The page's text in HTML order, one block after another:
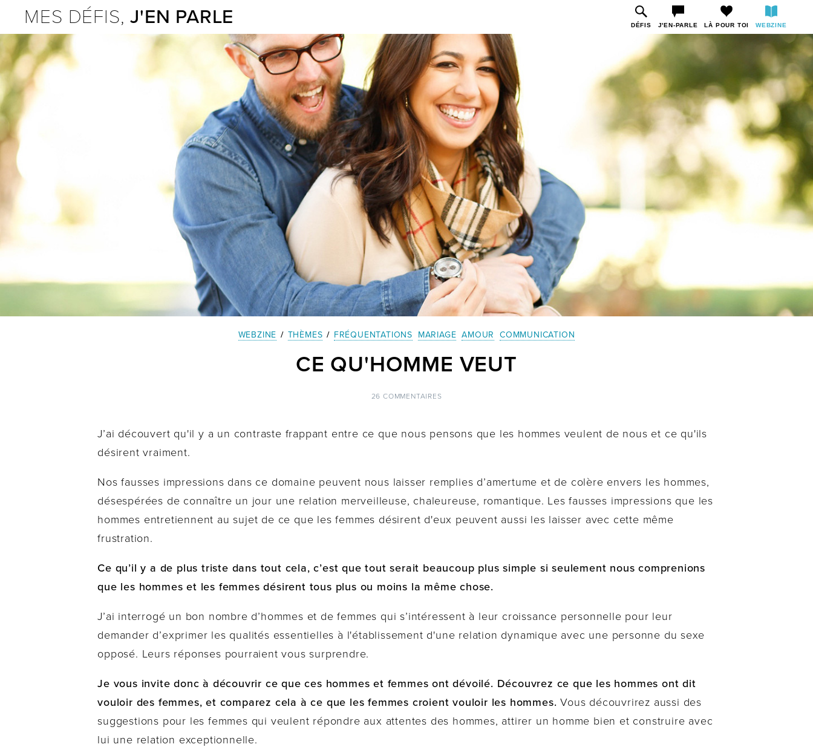
MES DÉFIS,J'EN PARLE DÉFIS J'EN-PARLE LÀ POUR TOI WEBZINE
WEBZINE / THÈMES / FRÉQUENTATIONS MARIAGE AMOUR COMMUNICATION
CE QU'HOMME VEUT
26 COMMENTAIRES
J’ai découvert qu'il y a un contraste frappant entre ce que nous pensons que les hommes veulent de nous et ce qu'ils
désirent vraiment.
Nos fausses impressions dans ce domaine peuvent nous laisser remplies d’amertume et de colère envers les hommes,
désespérées de connaître un jour une relation merveilleuse, chaleureuse, romantique. Les fausses impressions que les
hommes entretiennent au sujet de ce que les femmes désirent d'eux peuvent aussi les laisser avec cette même
frustration.
Ce qu’il y a de plus triste dans tout cela, c’est que tout serait beaucoup plus simple si seulement nous comprenions
que les hommes et les femmes désirent tous plus ou moins la même chose.
J’ai interrogé un bon nombre d’hommes et de femmes qui s’intéressent à leur croissance personnelle pour leur
demander d’exprimer les qualités essentielles à l'établissement d'une relation dynamique avec une personne du sexe
opposé. Leurs réponses pourraient vous surprendre.
Je vous invite donc à découvrir ce que ces hommes et femmes ont dévoilé. Découvrez ce que les hommes ont dit
vouloir des femmes, et comparez cela à ce que les femmes croient vouloir les hommes. Vous découvrirez aussi des
suggestions pour les femmes qui veulent répondre aux attentes des hommes, attirer un homme bien et construire avec
lui une relation exceptionnelle.